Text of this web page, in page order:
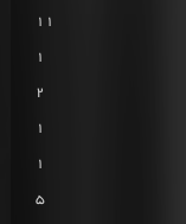
11
1
2
1
1
5